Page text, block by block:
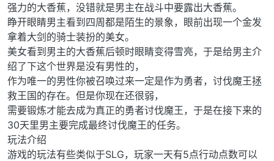
强力的大香蕉，没错就是男主在战斗中要露出大香蕉。
睁开眼睛男主看到四周都是陌生的景象，眼前出现一个金发
拿着大剑的骑士装扮的美女。
美女看到男主的大香蕉后顿时眼睛变得雪亮，于是给男主介
绍了下这个世界是没有男性的，
作为唯一的男性你被召唤过来一定是作为勇者，讨伐魔王拯
救王国的存在。但是你现在还很弱，
需要锻炼才能去成为真正的勇者讨伐魔王，于是在接下来的
30天里男主要完成最终讨伐魔王的任务。
玩法介绍
游戏的玩法有些类似于SLG，玩家一天有5点行动点数可以